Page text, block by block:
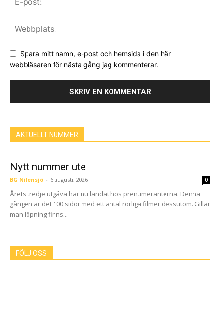
Spara mitt namn, e-post och hemsida i den här
webbläsaren för nästa gång jag kommenterar.
AKTUELLT NUMMER
Nytt nummer ute
BG Nilensjö - 6 augusti, 2026 0
Årets tredje utgåva har nu landat hos prenumeranterna. Denna
gången är det 100 sidor med ett antal rörliga filmer dessutom. Gillar
man löpning finns...
FÖLJ OSS